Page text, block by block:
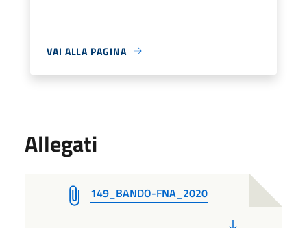
VAI ALLA PAGINA
Allegati
149_BANDO-FNA_2020